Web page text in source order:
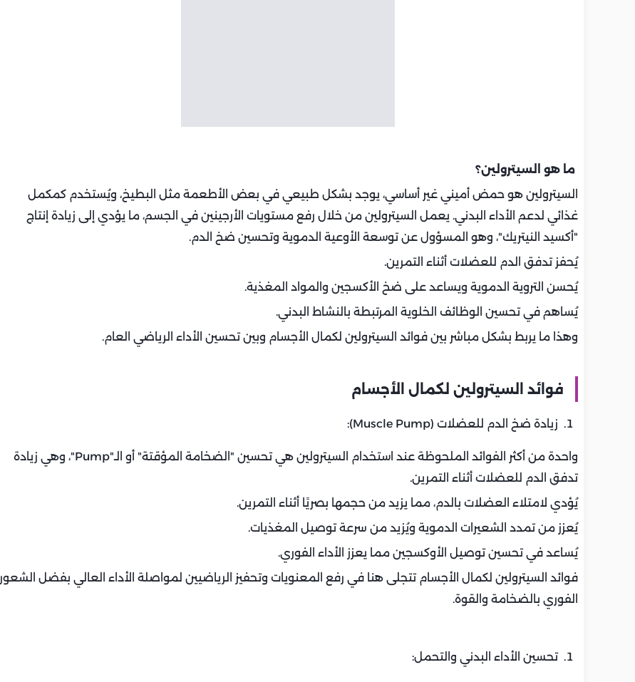
ما هو السيترولين؟
السيترولين هو حمض أميني غير أساسي، يوجد بشكل طبيعي في بعض الأطعمة مثل البطيخ، ويُستخدم كمكمل
غذائي لدعم الأداء البدني. يعمل السيترولين من خلال رفع مستويات الأرجينين في الجسم، ما يؤدي إلى زيادة إنتاج
"أكسيد النيتريك"، وهو المسؤول عن توسعة الأوعية الدموية وتحسين ضخ الدم.
يُحفز تدفق الدم للعضلات أثناء التمرين.
يُحسن التروية الدموية ويساعد على ضخ الأكسجين والمواد المغذية.
يُساهم في تحسين الوظائف الخلوية المرتبطة بالنشاط البدني.
وهذا ما يربط بشكل مباشر بين فوائد السيترولين لكمال الأجسام وبين تحسين الأداء الرياضي العام.
فوائد السيترولين لكمال الأجسام
زيادة ضخ الدم للعضلات (Muscle Pump):
واحدة من أكثر الفوائد الملحوظة عند استخدام السيترولين هي تحسين "الضخامة المؤقتة" أو الـ"Pump"، وهي زيادة
تدفق الدم للعضلات أثناء التمرين.
يُؤدي لامتلاء العضلات بالدم، مما يزيد من حجمها بصريًا أثناء التمرين.
يُعزز من تمدد الشعيرات الدموية ويُزيد من سرعة توصيل المغذيات.
يُساعد في تحسين توصيل الأوكسجين مما يعزز الأداء الفوري.
فوائد السيترولين لكمال الأجسام تتجلى هنا في رفع المعنويات وتحفيز الرياضيين لمواصلة الأداء العالي بفضل الشعور
الفوري بالضخامة والقوة.
تحسين الأداء البدني والتحمل: